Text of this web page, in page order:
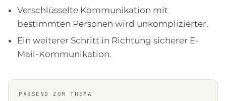
Verschlüsselte Kommunikation mit
bestimmten Personen wird unkomplizierter.
Ein weiterer Schritt in Richtung sicherer E-
Mail-Kommunikation.
PASSEND ZUM THEMA